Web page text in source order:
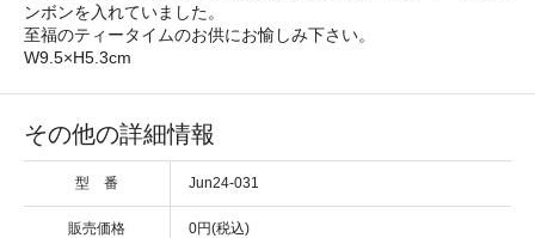
ンボンを入れていました。
至福のティータイムのお供にお愉しみ下さい。
W9.5×H5.3cm
その他の詳細情報
型 番 Jun24-031
販売価格 0円(税込)